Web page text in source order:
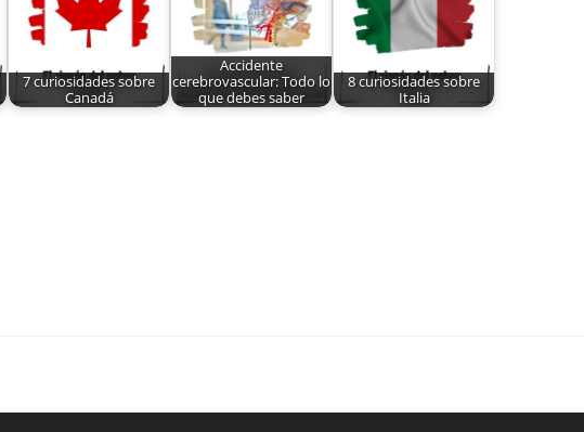
7 curiosidades sobre
Canadá
Accidente
cerebrovascular: Todo lo
que debes saber
8 curiosidades sobre
Italia